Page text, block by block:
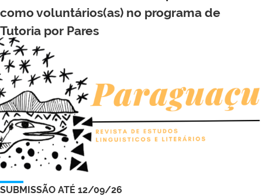
como voluntários(as) no programa de
Tutoria por Pares
SUBMISSÃO ATÉ 12/09/26